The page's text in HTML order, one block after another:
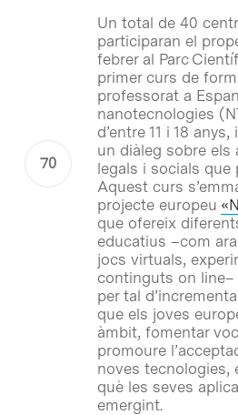
Un total de 40
participaran el
febrer al Parc
primer curs de
professorat a
nanotecnologies
d’entre 11 i 18
un diàleg sobre els
legals i socials que
Aquest curs
projecte europeu
que ofereix
educatius –com
jocs virtuals,
continguts on
per tal
que els joves
àmbit, fomentar
promoure
noves tecnologies,
què les seves
emergint.